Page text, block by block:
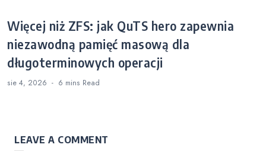
Więcej niż ZFS: jak QuTS hero zapewnia
niezawodną pamięć masową dla
długoterminowych operacji
sie 4, 2026 6 mins Read
LEAVE A COMMENT